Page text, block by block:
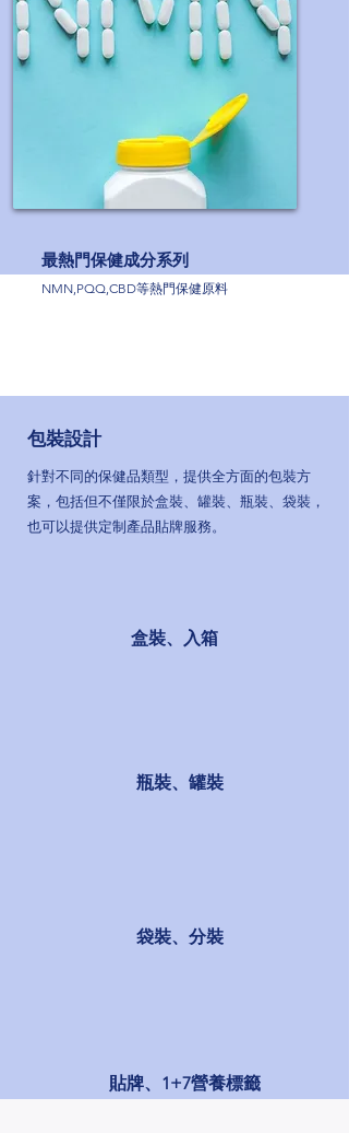
最熱門保健成分系列
NMN,PQQ,CBD等熱門保健原料
包裝設計
針對不同的保健品類型，提供全方面的包裝方
案，包括但不僅限於盒裝、罐裝、瓶裝、袋裝，
也可以提供定制產品貼牌服務。
盒裝、入箱
瓶裝、罐裝
袋裝、分裝
貼牌、1+7營養標籤